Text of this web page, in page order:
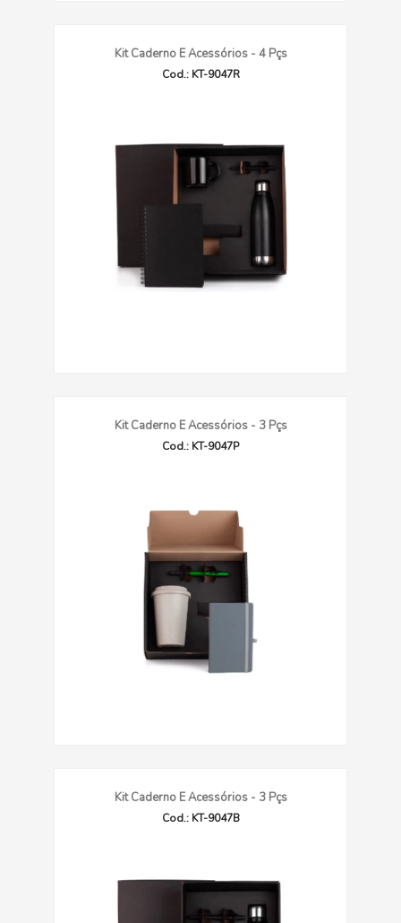
Kit Caderno E Acessórios - 4 Pçs
Cod.: KT-9047R
Kit Caderno E Acessórios - 3 Pçs
Cod.: KT-9047P
Kit Caderno E Acessórios - 3 Pçs
Cod.: KT-9047B